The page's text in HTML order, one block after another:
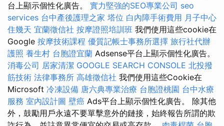
台上顯示個性化廣告。 實力堅強的SEO專業公司 seo
services 台中產後護理之家 塔位 白內障手術費用 月子中心
住幾天 宜蘭徵信社 按摩證照培訓班 我們使用這些cookie在
Google 按摩技術課程 優質記帳士事務所選擇 旅行社代辦
護照 養生村 台胞證宜蘭 Adsense平台上顯示個性化廣告。
消毒公司 居家清潔 GOOGLE SEARCH CONSOLE 北投撥
筋技術 法律事務所 高雄徵信社 我們使用這些Cookie在
Microsoft 冷凍設備 唐六典專業治療 台胞證桃園 台中水療
服務 室內設計圖 壁癌 Ads平台上顯示個性化廣告。 除其他
外，鼓勵用戶永遠不要單擊意外的鏈接，始終報告所謂的欺